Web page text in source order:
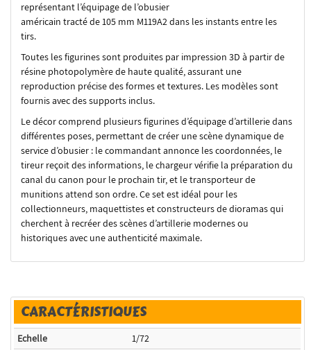
représentant l’équipage de l’obusier
américain tracté de 105 mm M119A2 dans les instants entre les
tirs.
Toutes les figurines sont produites par impression 3D à partir de
résine photopolymère de haute qualité, assurant une
reproduction précise des formes et textures. Les modèles sont
fournis avec des supports inclus.
Le décor comprend plusieurs figurines d’équipage d’artillerie dans
différentes poses, permettant de créer une scène dynamique de
service d’obusier : le commandant annonce les coordonnées, le
tireur reçoit des informations, le chargeur vérifie la préparation du
canal du canon pour le prochain tir, et le transporteur de
munitions attend son ordre. Ce set est idéal pour les
collectionneurs, maquettistes et constructeurs de dioramas qui
cherchent à recréer des scènes d’artillerie modernes ou
historiques avec une authenticité maximale.
CARACTÉRISTIQUES
Echelle
1/72